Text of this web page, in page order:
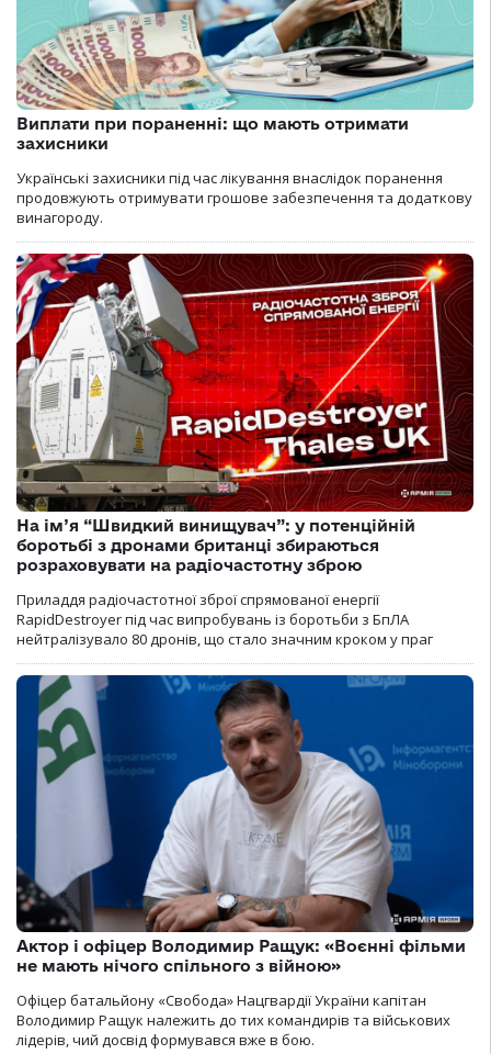
Виплати при пораненні: що мають отримати
захисники
Українські захисники під час лікування внаслідок поранення
продовжують отримувати грошове забезпечення та додаткову
винагороду.
На ім’я “Швидкий винищувач”: у потенційній
боротьбі з дронами британці збираються
розраховувати на радіочастотну зброю
Приладдя радіочастотної зброї спрямованої енергії
RapidDestroyer під час випробувань із боротьби з БпЛА
нейтралізувало 80 дронів, що стало значним кроком у праг
Актор і офіцер Володимир Ращук: «Воєнні фільми
не мають нічого спільного з війною»
Офіцер батальйону «Свобода» Нацгвардії України капітан
Володимир Ращук належить до тих командирів та військових
лідерів, чий досвід формувався вже в бою.